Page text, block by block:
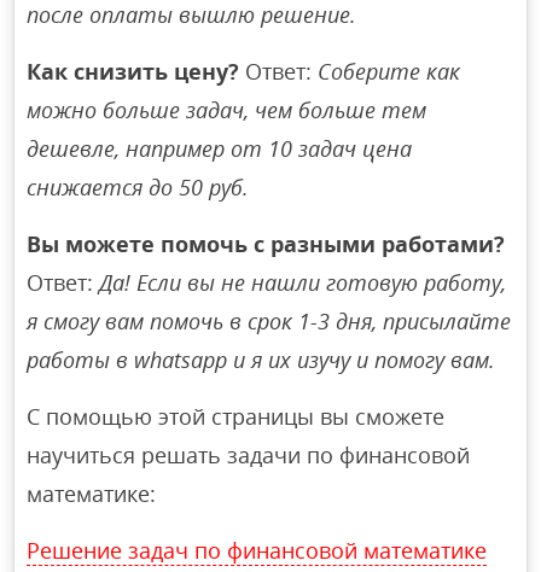
после оплаты вышлю решение.
Как снизить цену? Ответ: Соберите как
можно больше задач, чем больше тем
дешевле, например от 10 задач цена
снижается до 50 руб.
Вы можете помочь с разными работами?
Ответ:Да! Если вы не нашли готовую работу,
я смогу вам помочь в срок 1-3 дня, присылайте
работы в whatsapp и я их изучу и помогу вам.
С помощью этой страницы вы сможете
научиться решать задачи по финансовой
математике:
Решение задач по финансовой математике